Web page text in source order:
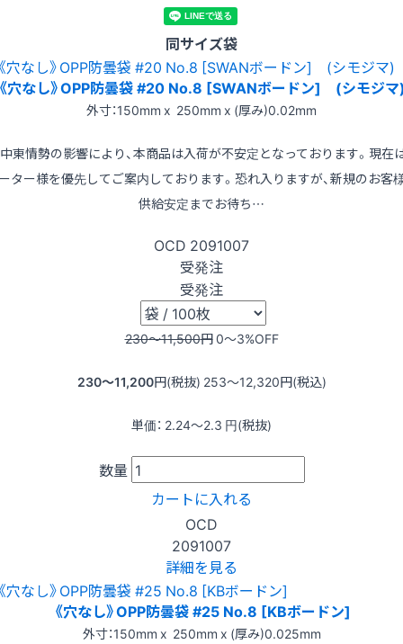
同サイズ袋
穴なし》OPP防曇袋 #20 No.8 [SWANボードン] (シモジ
外寸：150mm x 250mm x (厚み)0.02mm
東情勢の影響により、本商品は入荷が不安定となっております。現在
ター様を優先してご案内しております。恐れ入りますが、新規のお客
供給安定までお待ち…
OCD 2091007
受発注
受発注
230〜11,500円0〜3%OFF
230〜11,200円(税抜) 253〜12,320円(税込)
単価： 2.24〜2.3 円(税抜)
数量
カートに入れる
OCD
2091007
詳細を見る
《穴なし》OPP防曇袋 #25 No.8 [KBボードン]
外寸：150mm x 250mm x (厚み)0.025mm